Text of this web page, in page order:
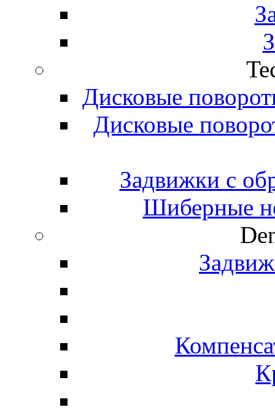
Дисковые
Дисковые
Задвижки с
Шиберные